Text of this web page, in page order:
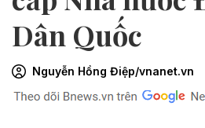
Dân Quốc
Nguyễn Hồng Điệp/vnanet.vn